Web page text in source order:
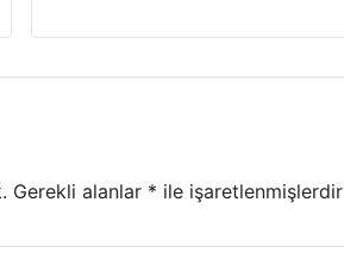
Gerekli alanlar * ile işaretlenmişlerdir